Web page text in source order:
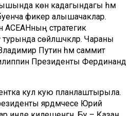
көн кадагындагы һәм
фикер алышачаклар.
АСЕАНның стратегик
сөйләшәчәкләр. Чараны
Путин һәм саммит
Президенты Фердинанд
кул кую планлаштырыла.
ярдәмчесе Юрий